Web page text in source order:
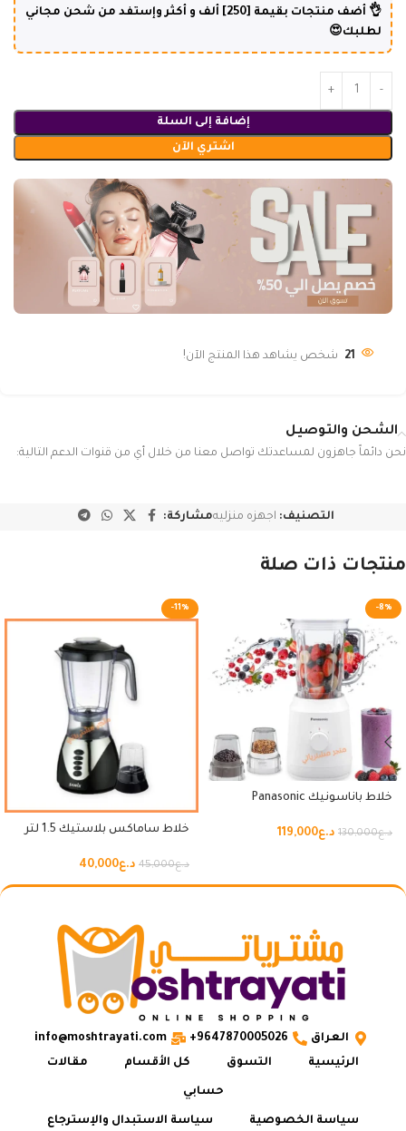
👌 أضف منتجات بقيمة [250] ألف و أكثر وإستفد من شحن مجاني
لطلبك😍
إضافة إلى السلة
اشتري الآن
21 شخص يشاهد هذا المنتج الآن!
الشحن والتوصيل
نحن دائماً جاهزون لمساعدتك تواصل معنا من خلال أي من قنوات الدعم التالية:
التصنيف: اجهزه منزليهمشاركة:
منتجات ذات صلة
-8%
خلاط باناسونيك Panasonic
د.ع130,000 د.ع119,000
-11%
خلاط ساماكس بلاستيك 1.5 لتر
د.ع45,000 د.ع40,000
العراق 9647870005026+
info@moshtrayati.com
الرئيسية
التسوق كل الأقسام مقالات
حسابي
سياسة الخصوصية سياسة الاستبدال والإسترجاع